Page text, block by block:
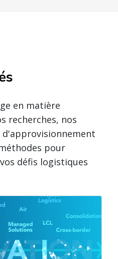
en matière
recherches, nos
d'approvisionnement
pour
défis logistiques